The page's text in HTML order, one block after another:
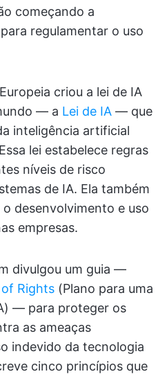
começando a
regulamentar o uso
criou a lei de IA
— a Lei de IA — que
inteligência artificial
lei estabelece regras
níveis de risco
de IA. Ela também
desenvolvimento e uso
empresas.
divulgou um guia —
Rights (Plano para uma
— para proteger os
as ameaças
indevido da tecnologia
cinco princípios que